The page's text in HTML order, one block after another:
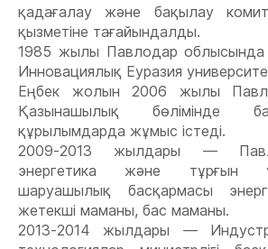
қадағалау және бақылау
қызметіне тағайындалды.
1985 жылы Павлодар облысында
Инновациялық Еуразия
Еңбек жолын 2006 жылы
Қазынашылық бөлімінде
құрылымдарда жұмыс істеді.
2009-2013 жылдары —
энергетика және тұрғын
шаруашылық басқармасы
жетекші маманы, бас маманы.
2013-2014 жылдары —